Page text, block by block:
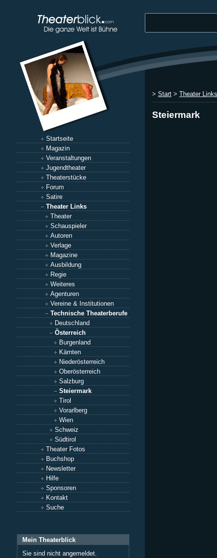
Startseite
Magazin
Veranstaltungen
Jugendtheater
Theaterstücke
Forum
Satire
Theater Links
Theater
Schauspieler
Autoren
Verlage
Magazine
Ausbildung
Regie
Weiteres
Agenturen
Vereine & Institutionen
Technische Theaterberufe
Deutschland
Österreich
Burgenland
Kärnten
Niederösterreich
Oberösterreich
Salzburg
Steiermark
Tirol
Vorarlberg
Wien
Schweiz
Südtirol
Theater Fotos
Buchshop
Newsletter
Hilfe
Sponsoren
Kontakt
Suche
Mein Theaterblick
Sie sind nicht angemeldet.
> Start > Theater Links
Steiermark